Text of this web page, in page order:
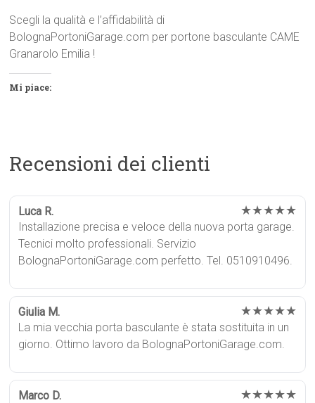
Scegli la qualità e l’affidabilità di
BolognaPortoniGarage.com per portone basculante CAME
Granarolo Emilia !
Mi piace:
Recensioni dei clienti
Luca R. ★★★★★
Installazione precisa e veloce della nuova porta garage.
Tecnici molto professionali. Servizio
BolognaPortoniGarage.com perfetto. Tel. 0510910496.
Giulia M. ★★★★★
La mia vecchia porta basculante è stata sostituita in un
giorno. Ottimo lavoro da BolognaPortoniGarage.com.
Marco D. ★★★★★